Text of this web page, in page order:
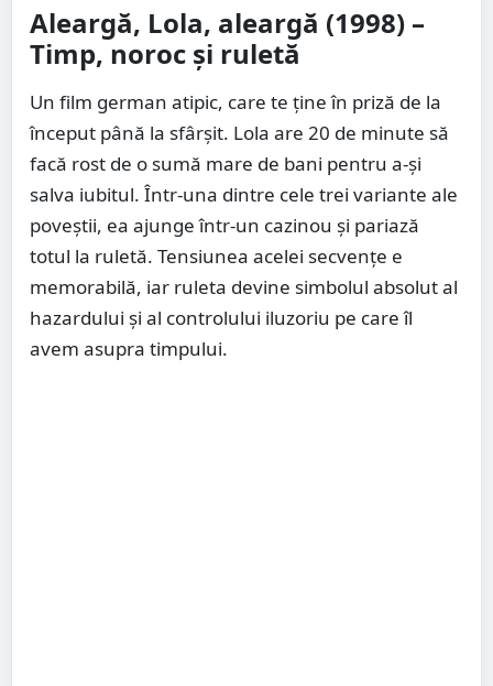
Aleargă, Lola, aleargă (1998) –
Timp, noroc și ruletă
Un film german atipic, care te ține în priză de la
început până la sfârșit. Lola are 20 de minute să
facă rost de o sumă mare de bani pentru a-și
salva iubitul. Într-una dintre cele trei variante ale
poveștii, ea ajunge într-un cazinou și pariază
totul la ruletă. Tensiunea acelei secvențe e
memorabilă, iar ruleta devine simbolul absolut al
hazardului și al controlului iluzoriu pe care îl
avem asupra timpului.